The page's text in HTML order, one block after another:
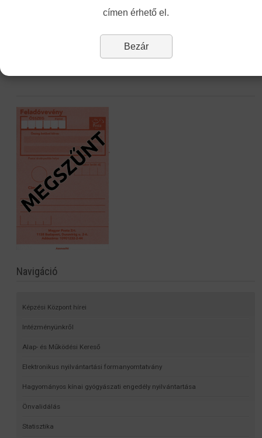
Navigáció
Képzési Központ hírei
Intézményünkről
Alap- és Működési Kereső
Elektronikus nyilvántartási formanyomtatvány
Hagyományos kínai gyógyászati engedély nyilvántartása
Önvalidálás
Statisztika
címen érhető el.
Bezár